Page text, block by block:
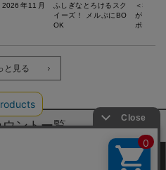
2026年11月
ふしぎなとろけるスク
イーズ！ メルぷにBO
OK
＜SALE
がある
ポーチ
と見る
ントー覧